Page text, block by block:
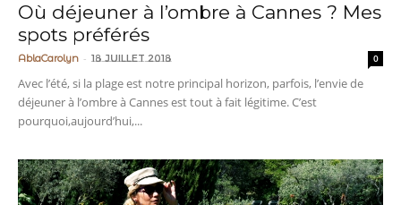
Où déjeuner à l’ombre à Cannes ? Mes
spots préférés
AblaCarolyn - 18 juillet 2018 0
Avec l’été, si la plage est notre principal horizon, parfois, l’envie de
déjeuner à l’ombre à Cannes est tout à fait légitime. C’est
pourquoi,aujourd’hui,...